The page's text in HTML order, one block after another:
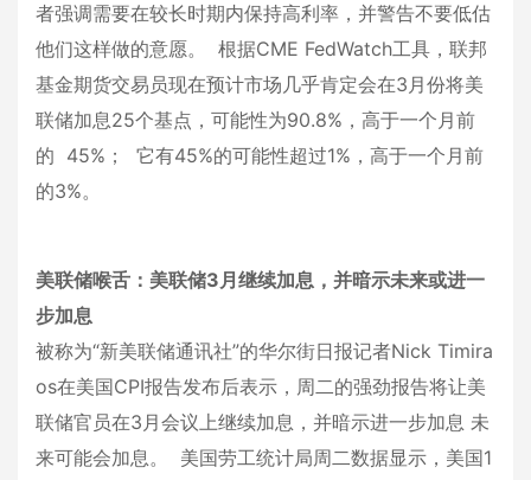
者强调需要在较长时期内保持高利率，并警告不要低估
他们这样做的意愿。 根据CME FedWatch工具，联邦
基金期货交易员现在预计市场几乎肯定会在3月份将美
联储加息25个基点，可能性为90.8%，高于一个月前
的 45%； 它有45%的可能性超过1%，高于一个月前
的3%。
美联储喉舌：美联储3月继续加息，并暗示未来或进一
步加息
被称为“新美联储通讯社”的华尔街日报记者Nick Timira
os在美国CPI报告发布后表示，周二的强劲报告将让美
联储官员在3月会议上继续加息，并暗示进一步加息 未
来可能会加息。 美国劳工统计局周二数据显示，美国1